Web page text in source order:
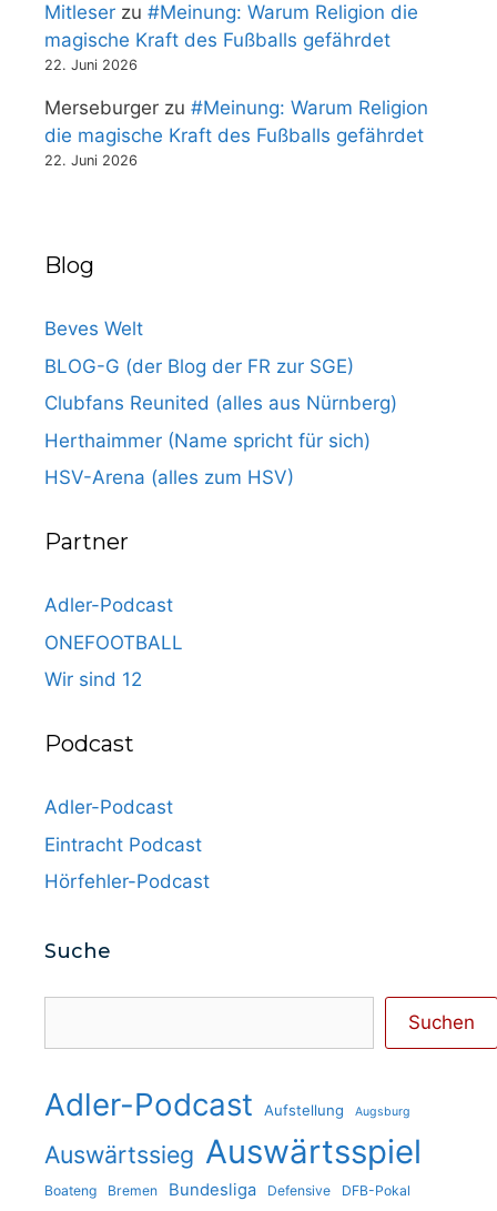
Mitleser zu #Meinung: Warum Religion die
magische Kraft des Fußballs gefährdet
22. Juni 2026
Merseburger zu #Meinung: Warum Religion
die magische Kraft des Fußballs gefährdet
22. Juni 2026
Blog
Beves Welt
BLOG-G (der Blog der FR zur SGE)
Clubfans Reunited (alles aus Nürnberg)
Herthaimmer (Name spricht für sich)
HSV-Arena (alles zum HSV)
Partner
Adler-Podcast
ONEFOOTBALL
Wir sind 12
Podcast
Adler-Podcast
Eintracht Podcast
Hörfehler-Podcast
Suche
Suchen
Adler-Podcast Aufstellung Augsburg
Auswärtssieg Auswärtsspiel
Boateng Bremen Bundesliga Defensive DFB-Pokal